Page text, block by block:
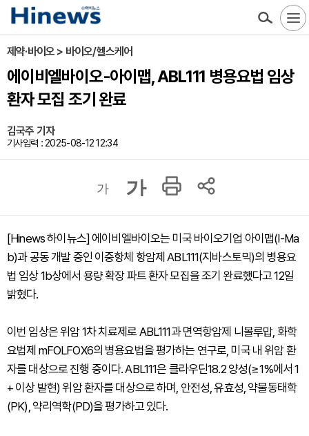
제약·바이오 > 바이오/헬스케어
에이비엘바이오-아이맵, ABL111 병용요법 임상
환자 모집 조기 완료
김국주 기자
기사입력 : 2025-08-12 12:34
가 가
[Hinews 하이뉴스] 에이비엘바이오는 미국 바이오기업 아이맵(I-Ma
b)과 공동 개발 중인 이중항체 항암제 ABL111(지바스토믹)의 병용요
법 임상 1b상에서 용량 확장 파트 환자 모집을 조기 완료했다고 12일
밝혔다.
이번 임상은 위암 1차 치료제로 ABL111과 면역항암제 니볼루맙, 화학
요법제 mFOLFOX6의 병용요법을 평가하는 연구로, 미국 내 위암 환
자를 대상으로 진행 중이다. ABL111은 클라우딘18.2 양성(≥1%에서 1
+ 이상 발현) 위암 환자를 대상으로 하며, 안전성, 유효성, 약물동태학
(PK), 약리역학(PD)을 평가하고 있다.